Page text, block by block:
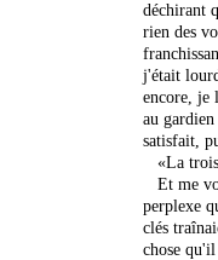
déchirant
rien des
j'était
encore, je
au
satisfait,
«La
Et me
perplexe
clés
chose